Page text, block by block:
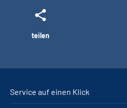
teilen
Service auf einen Klick